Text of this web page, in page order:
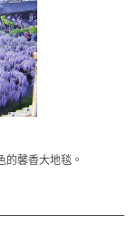
馨香大地毯。